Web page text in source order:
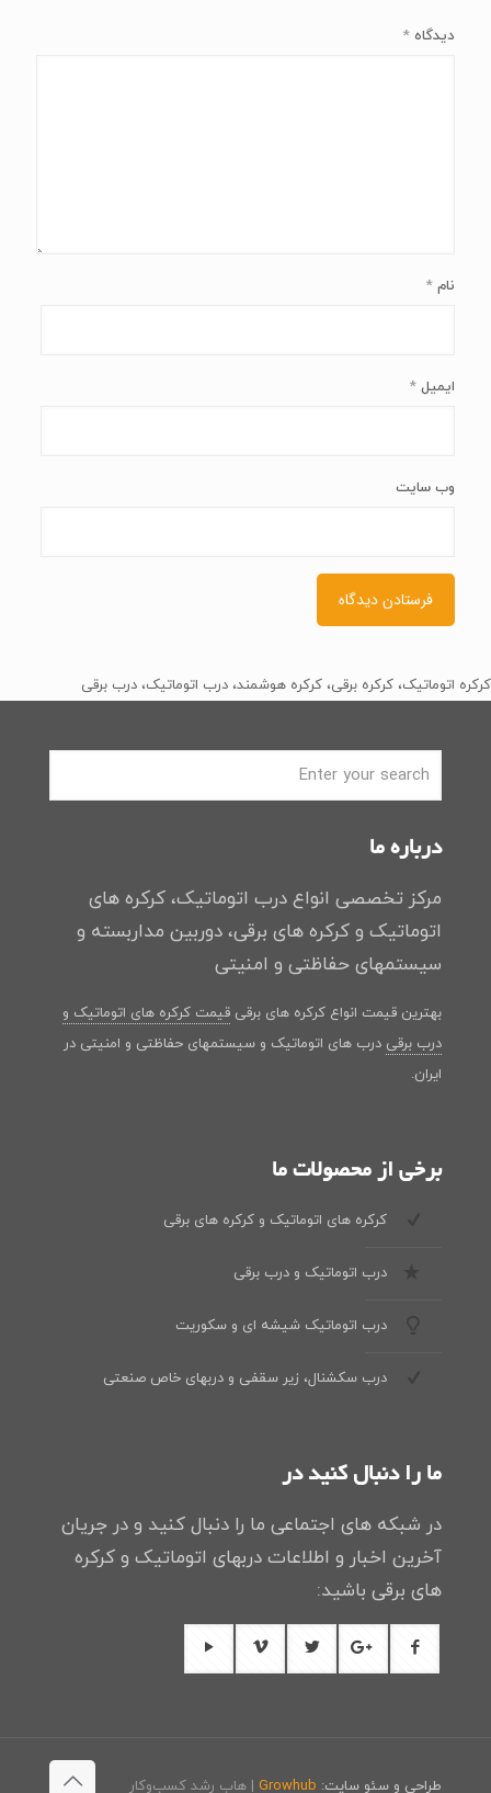
دیدگاه *
نام *
ایمیل *
وب‌ سایت
کرکره اتوماتیک، کرکره برقی، کرکره هوشمند، درب اتوماتیک، درب برقی
درباره ما
مرکز تخصصی انواع درب اتوماتیک، کرکره های
اتوماتیک و کرکره های برقی، دوربین مداربسته و
سیستمهای حفاظتی و امنیتی
بهترین قیمت انواع کرکره های برقی قیمت کرکره های اتوماتیک و
درب برقی درب های اتوماتیک و سیستمهای حفاظتی و امنیتی در
ایران.
برخی از محصولات ما
کرکره های اتوماتیک و کرکره های برقی
درب اتوماتیک و درب برقی
درب اتوماتیک شیشه ای و سکوریت
درب سکشنال، زیر سقفی و دربهای خاص صنعتی
ما را دنبال کنید در
در شبکه های اجتماعی ما را دنبال کنید و در جریان
آخرین اخبار و اطلاعات دربهای اتوماتیک و کرکره
های برقی باشید:
طراحی و سئو سایت: Growhub | هاب رشد کسب‌وکار